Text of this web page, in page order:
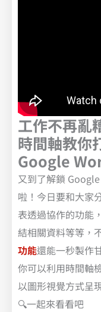
工作不再亂
時間軸教你
Google
又到了解鎖
啦！今日要和大家
表透過協作的功能
結相關資料等等，
功能還能一秒製作
你可以利用時間軸
以圖形視覺方式呈
🔍一起來看看吧